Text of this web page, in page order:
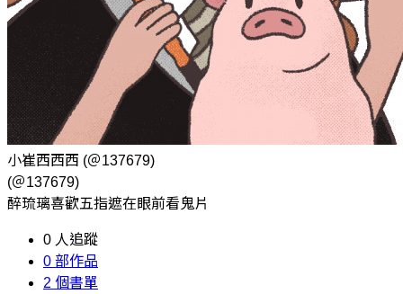
小崔西西西 (＠137679)
(＠137679)
醉琉璃喜歡五指遮在眼前看鬼片
0 人追蹤
0 部作品
2 個書單